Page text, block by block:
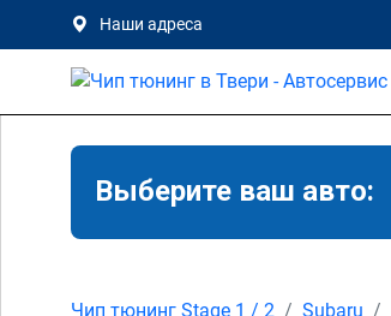
Наши адреса
Выберите ваш авто:
Чип тюнинг Stage 1 / 2 Subaru